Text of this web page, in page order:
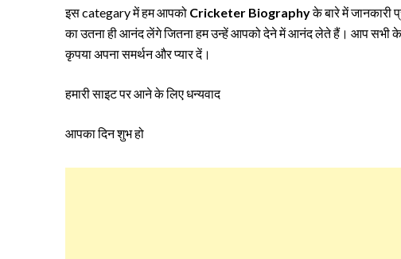
इस categary में हम आपको Cricketer Biographyके बारे में जानकारी
का उतना ही आनंद लेंगे जितना हम उन्हें आपको देने में आनंद लेते हैं। आप सभी के
कृपया अपना समर्थन और प्यार दें।
हमारी साइट पर आने के लिए धन्यवाद
आपका दिन शुभ हो